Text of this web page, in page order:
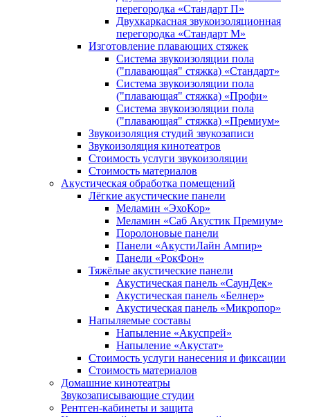
перегородка «Стандарт П»
Двухкаркасная звукоизоляционная
перегородка «Стандарт М»
Изготовление плавающих стяжек
Система звукоизоляции пола
("плавающая" стяжка) «Стандарт»
Система звукоизоляции пола
("плавающая" стяжка) «Профи»
Система звукоизоляции пола
("плавающая" стяжка) «Премиум»
Звукоизоляция студий звукозаписи
Звукоизоляция кинотеатров
Стоимость услуги звукоизоляции
Стоимость материалов
Акустическая обработка помещений
Лёгкие акустические панели
Меламин «ЭхоКор»
Меламин «Саб Акустик Премиум»
Поролоновые панели
Панели «АкустиЛайн Ампир»
Панели «РокФон»
Тяжёлые акустические панели
Акустическая панель «СаунДек»
Акустическая панель «Белнер»
Акустическая панель «Микропор»
Напыляемые составы
Напыление «Акуспрей»
Напыление «Акустат»
Стоимость услуги нанесения и фиксации
Стоимость материалов
Домашние кинотеатры
Звукозаписывающие студии
Рентген-кабинеты и защита